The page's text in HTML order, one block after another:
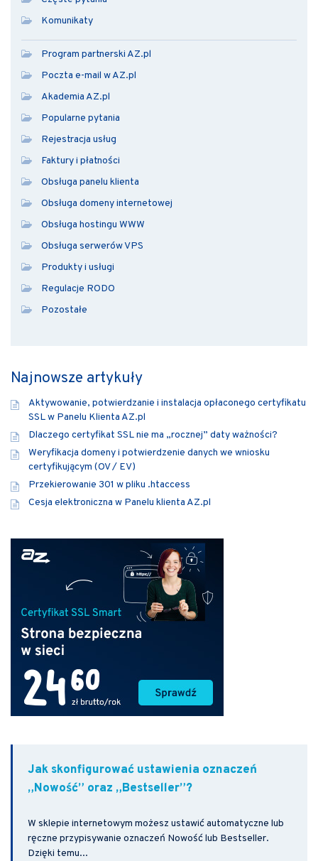
Komunikaty
Program partnerski AZ.pl
Poczta e-mail w AZ.pl
Akademia AZ.pl
Popularne pytania
Rejestracja usług
Faktury i płatności
Obsługa panelu klienta
Obsługa domeny internetowej
Obsługa hostingu WWW
Obsługa serwerów VPS
Produkty i usługi
Regulacje RODO
Pozostałe
Najnowsze artykuły
Aktywowanie, potwierdzanie i instalacja opłaconego certyfikatu
SSL w Panelu Klienta AZ.pl
Dlaczego certyfikat SSL nie ma „rocznej” daty ważności?
Weryfikacja domeny i potwierdzenie danych we wniosku
certyfikującym (OV / EV)
Przekierowanie 301 w pliku .htaccess
Cesja elektroniczna w Panelu klienta AZ.pl
Jak skonfigurować ustawienia oznaczeń
„Nowość” oraz „Bestseller”?
W sklepie internetowym możesz ustawić automatyczne lub
ręczne przypisywanie oznaczeń Nowość lub Bestseller.
Dzięki temu...